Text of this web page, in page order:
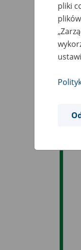
pliki